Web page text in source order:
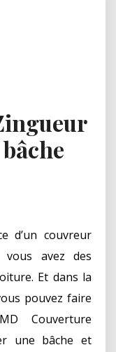
d’un couvreur
avez des
Et dans la
pouvez faire
Couverture
une bâche et